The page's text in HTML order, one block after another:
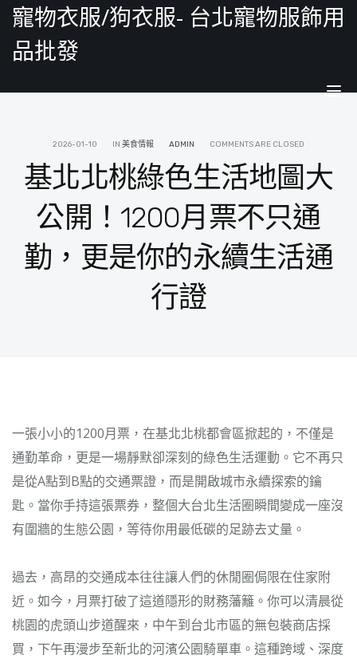
寵物衣服/狗衣服- 台北寵物服飾用
品批發
2026-01-10 IN 美食情報 ADMIN COMMENTS ARE CLOSED
基北北桃綠色生活地圖大
公開！1200月票不只通
勤，更是你的永續生活通
行證
一張小小的1200月票，在基北北桃都會區掀起的，不僅是
通勤革命，更是一場靜默卻深刻的綠色生活運動。它不再只
是從A點到B點的交通票證，而是開啟城市永續探索的鑰
匙。當你手持這張票券，整個大台北生活圈瞬間變成一座沒
有圍牆的生態公園，等待你用最低碳的足跡去丈量。
過去，高昂的交通成本往往讓人們的休閒圈侷限在住家附
近。如今，月票打破了這道隱形的財務藩籬。你可以清晨從
桃園的虎頭山步道醒來，中午到台北市區的無包裝商店採
買，下午再漫步至新北的河濱公園騎單車。這種跨域、深度